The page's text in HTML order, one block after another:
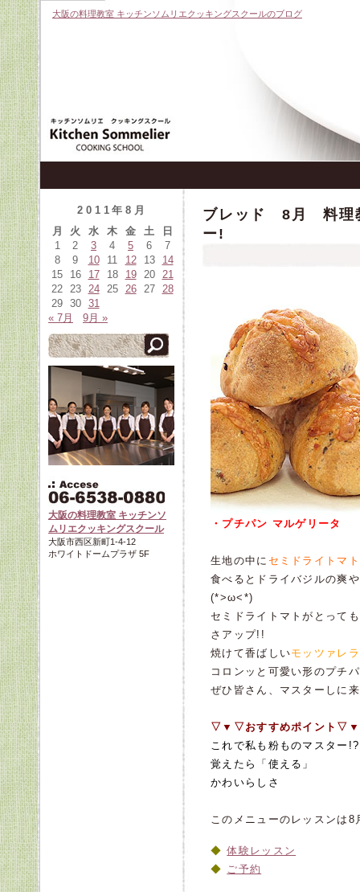
大阪の料理教室 キッチンソムリエクッキングスクールのブログ
ブレッド 8月 料理
ー!
・プチパン マルゲリータ
生地の中に セミドライトマト
食べるとドライバジルの爽
(*>ω<*)
セミドライトマトがとって
さアップ!!
焼けて香ばしいモッツァレ
コロンッと可愛い形のプチ
ぜひ皆さん、マスターしに
▽▼▽おすすめポイント
これで私も粉ものマスタ
覚えたら「使え
かわいらしさ
このメニューのレッスンは
体験レッスン
ご予約
2011年8月
月
火 水 木 金 土
日
1
2 3 4 5 6
7
8
9 10 11 12 13
14
15
16 17 18 19 20
21
22 23 24 25 26 27
28
29 30
31
« 7月
9月 »
大阪の料理教室 キッチンソ
ムリエクッキングスクール
大阪市西区新町1-4-12
ホワイトドームプラザ 5F